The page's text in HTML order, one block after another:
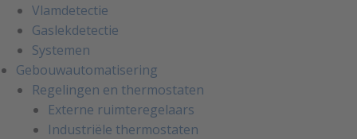
Vlamdetectie
Gaslekdetectie
Systemen
Gebouwautomatisering
Regelingen en thermostaten
Externe ruimteregelaars
Industriële thermostaten